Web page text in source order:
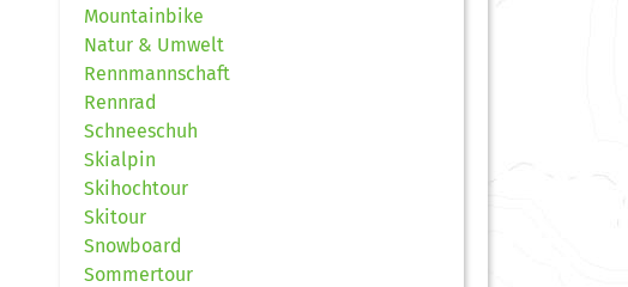
Mountainbike
Natur & Umwelt
Rennmannschaft
Rennrad
Schneeschuh
Skialpin
Skihochtour
Skitour
Snowboard
Sommertour